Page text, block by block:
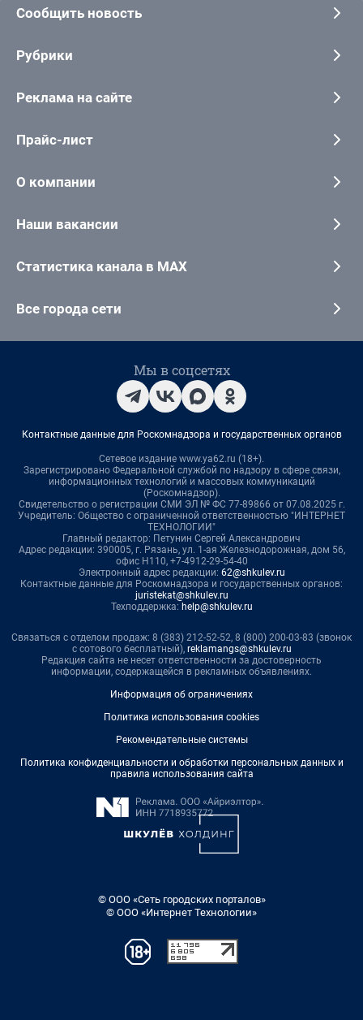
Сообщить новость
Рубрики
Реклама на сайте
Прайс-лист
О компании
Наши вакансии
Статистика канала в MAX
Все города сети
Мы в соцсетях
Контактные данные для Роскомнадзора и государственных органов
Сетевое издание www.ya62.ru (18+).
Зарегистрировано Федеральной службой по надзору в сфере связи,
информационных технологий и массовых коммуникаций
(Роскомнадзор).
Свидетельство о регистрации СМИ ЭЛ № ФС 77-89866 от 07.08.2025 г.
Учредитель: Общество с ограниченной ответственностью "ИНТЕРНЕТ
ТЕХНОЛОГИИ"
Главный редактор: Петунин Сергей Александрович
Адрес редакции: 390005, г. Рязань, ул. 1-ая Железнодорожная, дом 56,
офис Н110, +7-4912-29-54-40
Электронный адрес редакции: 62@shkulev.ru
Контактные данные для Роскомнадзора и государственных органов:
juristekat@shkulev.ru
Техподдержка: help@shkulev.ru
Связаться с отделом продаж: 8 (383) 212-52-52, 8 (800) 200-03-83 (звонок
с сотового бесплатный), reklamangs@shkulev.ru
Редакция сайта не несет ответственности за достоверность
информации, содержащейся в рекламных объявлениях.
Информация об ограничениях
Политика использования cookies
Рекомендательные системы
Политика конфиденциальности и обработки персональных данных и
правила использования сайта
© ООО «Сеть городских порталов»
© ООО «Интернет Технологии»